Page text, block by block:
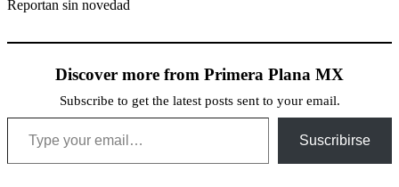
Reportan sin novedad
Discover more from Primera Plana MX
Subscribe to get the latest posts sent to your email.
Type your email…
Suscribirse